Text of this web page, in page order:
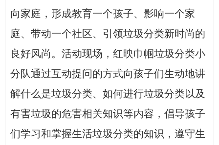
向家庭，形成教育一个孩子、影响一个家
庭、带动一个社区、引领垃圾分类新时尚的
良好风尚。活动现场，红映巾帼垃圾分类小
分队通过互动提问的方式向孩子们生动地讲
解什么是垃圾分类、如何进行垃圾分类以及
有害垃圾的危害相关知识等内容，倡导孩子
们学习和掌握生活垃圾分类的知识，遵守生